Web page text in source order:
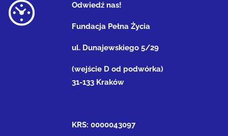
Odwiedź nas!
Fundacja Pełna Życia
ul. Dunajewskiego 5/29
(wejście D od podwórka)
31-133 Kraków
KRS: 0000043097